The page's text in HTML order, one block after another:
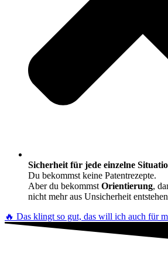
Sicherheit für jede einzelne
Du bekommst keine Patentrezepte.
Aber du bekommst Orientierung,
nicht mehr aus Unsicherheit
🔥 Das klingt so gut, das will ich auch für